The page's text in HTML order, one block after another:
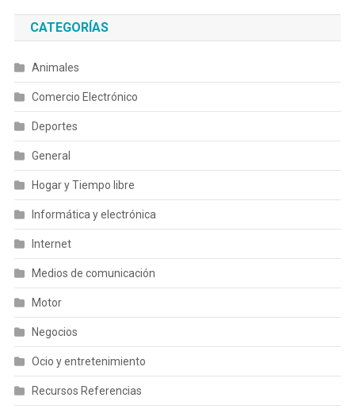
CATEGORÍAS
Animales
Comercio Electrónico
Deportes
General
Hogar y Tiempo libre
Informática y electrónica
Internet
Medios de comunicación
Motor
Negocios
Ocio y entretenimiento
Recursos Referencias